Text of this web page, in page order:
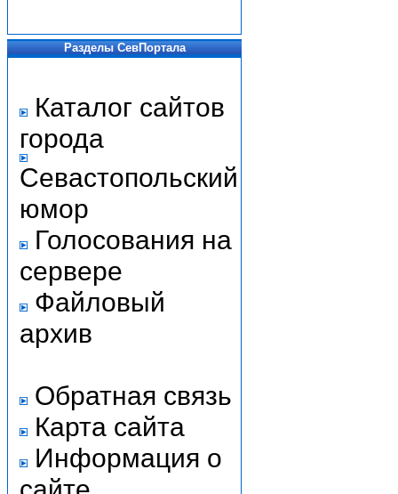
Разделы СевПортала
Каталог сайтов
города
Севастопольский
юмор
Голосования на
сервере
Файловый
архив
Обратная связь
Карта сайта
Информация о